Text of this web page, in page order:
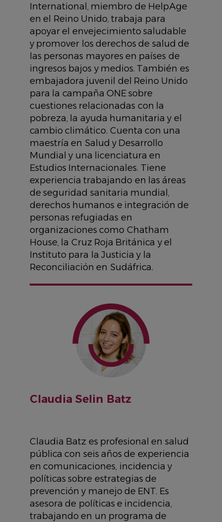
International, miembro de HelpAge
en el Reino Unido, trabaja para
apoyar el envejecimiento saludable
y promover los derechos de salud de
las personas mayores en países de
ingresos bajos y medios. También es
embajadora juvenil del Reino Unido
para la campaña ONE sobre
cuestiones relacionadas con la
pobreza, la ayuda humanitaria y el
cambio climático. Cuenta con una
maestría en Salud y Desarrollo
Mundial y una licenciatura en
Estudios Internacionales. Tiene
experiencia trabajando en las áreas
de seguridad sanitaria mundial,
derechos humanos e integración de
personas refugiadas en
organizaciones como Chatham
House, la Cruz Roja Británica y el
Instituto para la Justicia y la
Reconciliación en Sudáfrica.
IMAGEN
Claudia Selin Batz
Claudia Batz es profesional en salud
pública con seis años de experiencia
en comunicaciones, incidencia y
políticas sobre estrategias de
prevención y manejo de ENT. Es
asesora de políticas e incidencia,
trabajando en un programa de